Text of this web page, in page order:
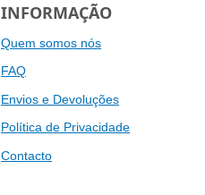
INFORMAÇÃO
Quem somos nós
FAQ
Envios e Devoluções
Política de Privacidade
Contacto